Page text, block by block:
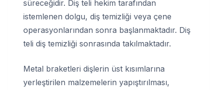
süreceğidir. Diş teli hekim tarafından
istemlenen dolgu, diş temizliği veya çene
operasyonlarından sonra başlanmaktadır. Diş
teli diş temizliği sonrasında takılmaktadır.
Metal braketleri dişlerin üst kısımlarına
yerleştirilen malzemelerin yapıştırılması,